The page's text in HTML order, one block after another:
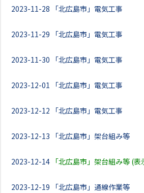
2023-11-28 「北広島市」電気工事
2023-11-29 「北広島市」電気工事
2023-11-30 「北広島市」電気工事
2023-12-01 「北広島市」電気工事
2023-12-12 「北広島市」電気工事
2023-12-13 「北広島市」架台組み等
2023-12-14 「北広島市」架台組み等 (表
2023-12-19 「北広島市」通線作業等